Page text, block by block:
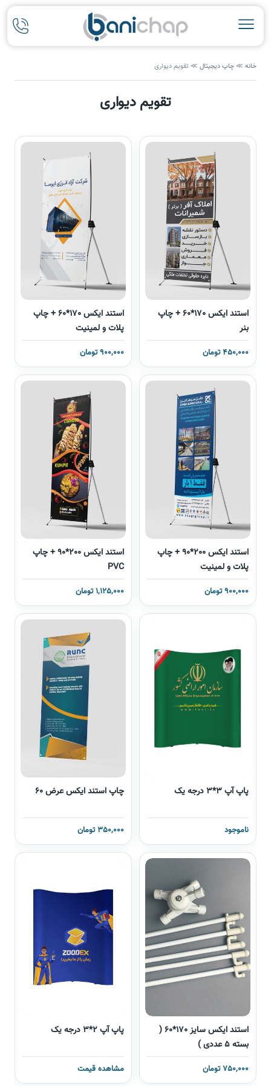
خانه ≫چاپ دیجیتال ≫ تقویم دیواری
تقویم دیواری
استند ایکس 170*60 + چاپ
بنر
450,000 تومان
استند ایکس 170*60 + چاپ
پلات و لمینیت
900,000 تومان
استند ایکس 200*90 + چاپ
پلات و لمینیت
900,000 تومان
استند ایکس 200*90 + چاپ
PVC
1,125,000 تومان
پاپ آپ 3*3 درجه یک
ناموجود
چاپ استند ایکس عرض 60
350,000 تومان
استند ایکس سایز 170*60 (
بسته 5 عددی )
750,000 تومان
پاپ آپ 2*3 درجه یک
مشاهده قیمت